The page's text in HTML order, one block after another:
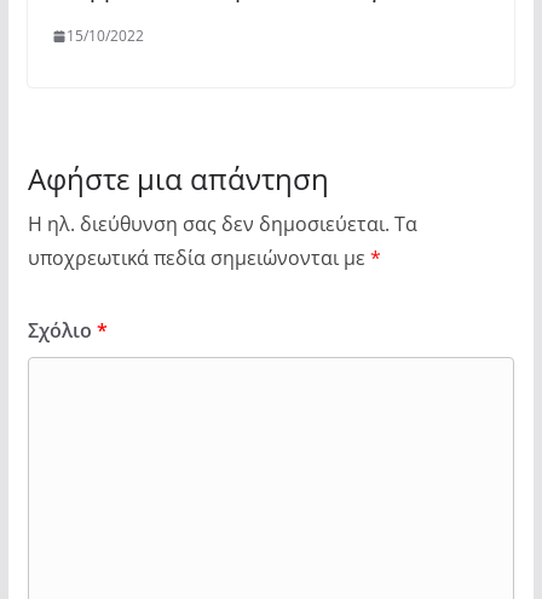
15/10/2022
Αφήστε μια απάντηση
Η ηλ. διεύθυνση σας δεν δημοσιεύεται. Τα
υποχρεωτικά πεδία σημειώνονται με *
Σχόλιο *